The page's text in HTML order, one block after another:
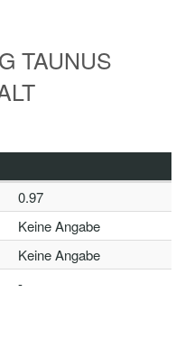
TAUNUS
0.97
Keine Angabe
Keine Angabe
-